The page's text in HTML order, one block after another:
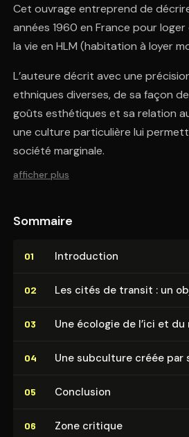
Cet ouvrage entreprend de
années 1960 en France pour
la vie en HLM (habitation à loyer
L’auteure décrit avec une
ethniques diverses, de sa façon
goûts esthétiques et sa relation
une culture particulière lui
société marginale.
afficher plus
Sommaire
01 In­tro­duc­tion
02 Les cités de transit : un
03 Une écologie de l’ici et
04 Une subculture créée par
05 Conclusion
06 Zone critique